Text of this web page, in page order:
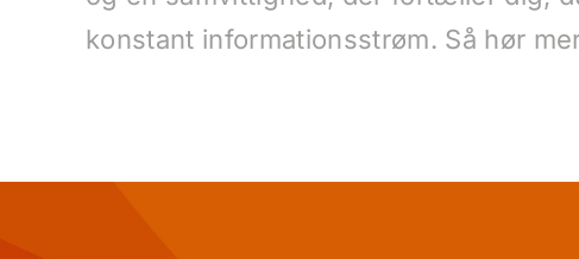
konstant informationsstrøm. Så hør